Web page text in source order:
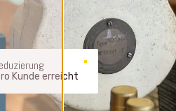
Kunde erreicht